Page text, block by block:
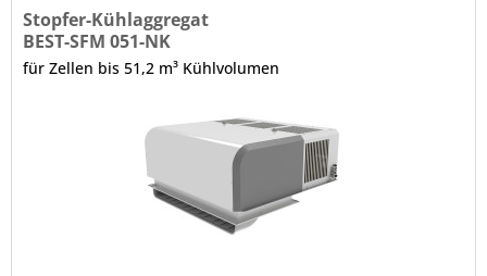
Stopfer-Kühlaggregat
BEST-SFM 051-NK
für Zellen bis 51,2 m³ Kühlvolumen